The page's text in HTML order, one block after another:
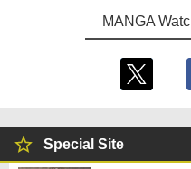
MANGA
Special Site